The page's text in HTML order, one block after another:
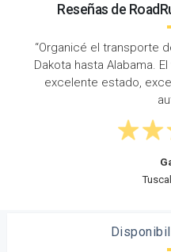
Reseñas de
“RoadRunner hizo un
un excelente conductor
auto de South Dakota